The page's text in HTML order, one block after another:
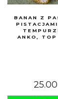
BANAN Z
ANKO, TOP